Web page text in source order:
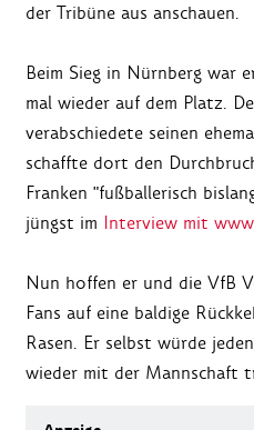
der Tribüne aus anschauen.
Beim Sieg in Nürnberg war
mal wieder auf dem Platz.
verabschiedete seinen
schaffte dort den
Franken "fußballerisch
jüngst im Interview mit
Nun hoffen er und die VfB
Fans auf eine baldige
Rasen. Er selbst würde
wieder mit der Mannschaft